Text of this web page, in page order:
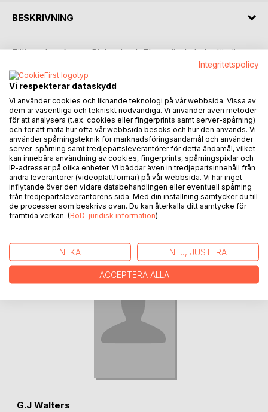
BESKRIVNING
Följ med syskonen Richard och Thea när de helt plötsligt
befinner sig i en annan värld där de är med om ett episkt
äventyr. Syskonen hamnar i ett gränsland där
människoätande varelser skyddar ingången och där
Drottning Arabella regerar. Demoner hotar att ta över dalen
och har tagit älvdrottningen Zanza som fånge. Syskonen
hamnar mitt i Arabellas försök att besegra demonerna som
försöker att ta över hennes rike. För att klara utmaningen
måste de samarbeta med varelser som älvor, en häxa med
ett horn samt sjöjungfrur och alber. Kommer syskonen att
klara sig oskadda ur det stora kriget men framförallt
kommer de att kunna ta sig hem?
G.J Walters
Integritetspolicy
Vi respekterar dataskydd
Vi använder cookies och liknande teknologi på vår webbsida. Vissa av
dem är väsentliga och tekniskt nödvändiga. Vi använder även metoder
för att analysera (t.ex. cookies eller fingerprints samt server-spårning)
och för att mäta hur ofta vår webbsida besöks och hur den används. Vi
använder spårningsteknik för marknadsföringsändamål och använder
server-spårning samt tredjepartsleverantörer för detta ändamål, vilket
kan innebära användning av cookies, fingerprints, spårningspixlar och
IP-adresser på olika enheter. Vi bäddar även in tredjepartsinnehåll från
andra leverantörer (videoplattformar) på vår webbsida. Vi har inget
inflytande över den vidare databehandlingen eller eventuell spårning
från tredjepartsleverantörens sida. Med din inställning samtycker du till
de processer som beskrivs ovan. Du kan återkalla ditt samtycke för
framtida verkan. (BoD-juridisk information)
NEKA NEJ, JUSTERA
ACCEPTERA ALLA